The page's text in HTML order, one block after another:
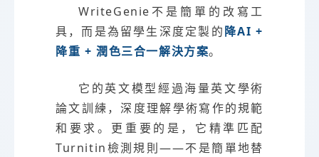
WriteGenie不是簡單的改寫工
具，而是為留學生深度定製的降AI +
降重 + 潤色三合一解決方案。
它的英文模型經過海量英文學術
論文訓練，深度理解學術寫作的規範
和要求。更重要的是，它精準匹配
Turnitin檢測規則——不是簡單地替